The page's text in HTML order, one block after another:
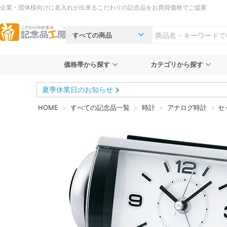
企業・団体様向けに名入れが出来るこだわりの記念品をお買得価格でご提案
価格帯から探す カテゴリから探す
夏季休業日のお知らせ
HOME すべての記念品一覧 時計 アナログ時計 セ